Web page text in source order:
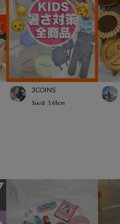
3COINS
Suu☺︎ 168cm